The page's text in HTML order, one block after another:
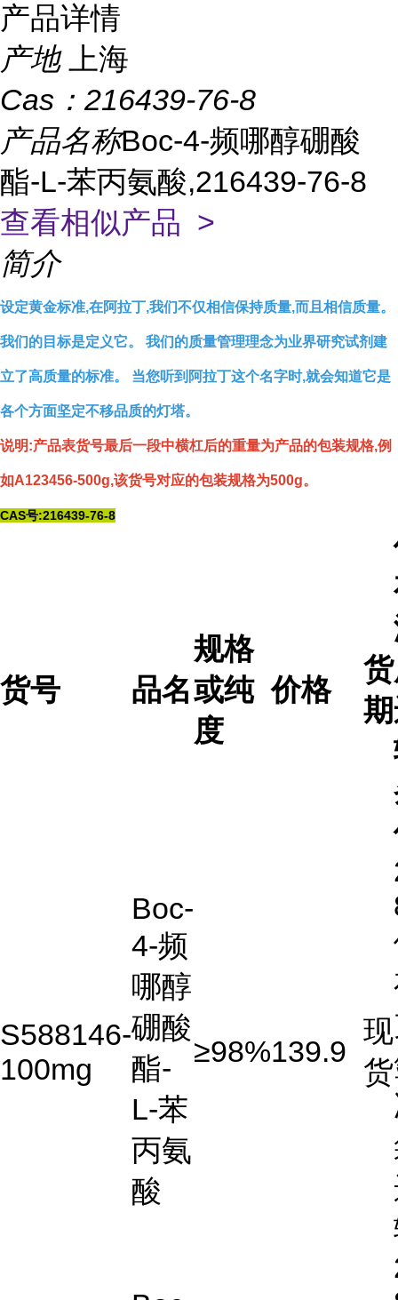
产品详情
产地
上海
Cas： 216439-76-8
产品名称Boc-4-频哪醇硼酸
酯-L-苯丙氨酸,216439-76-8
查看相似产品 >
简介
设定黄金标准,在阿拉丁,我们不仅相信保持质量,而且相信质量。
我们的目标是定义它。 我们的质量管理理念为业界研究试剂建
立了高质量的标准。 当您听到阿拉丁这个名字时,就会知道它是
各个方面坚定不移品质的灯塔。
说明:产品表货号最后一段中横杠后的重量为产品的包装规格,例
如A123456-500g,该货号对应的包装规格为500g。
CAS号:216439-76-8
货号 品名
规格
或纯
度
价格
货
期
S588146-
100mg
Boc-
4-频
哪醇
硼酸
酯-
L-苯
丙氨
酸
≥98%139.9
现
货